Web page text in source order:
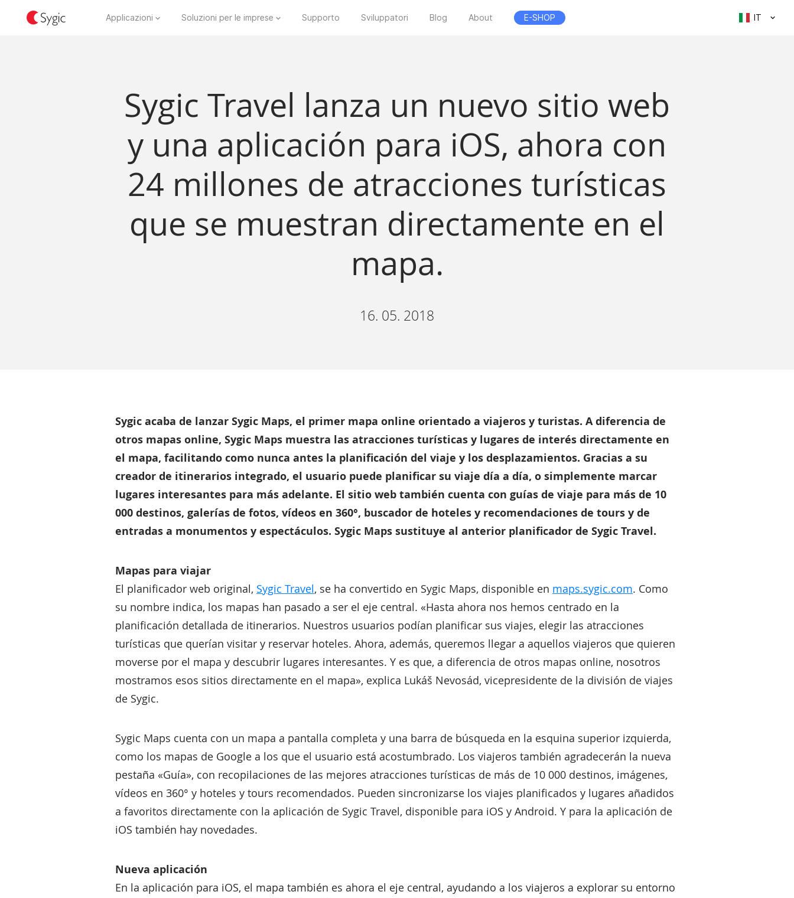
Applicazioni Soluzioni per le imprese Supporto Sviluppatori Blog About E-SHOP IT
Sygic Travel lanza un nuevo sitio web
y una aplicación para iOS, ahora con
24 millones de atracciones turísticas
que se muestran directamente en el
mapa.
16. 05. 2018
Sygic acaba de lanzar Sygic Maps, el primer mapa online orientado a viajeros y turistas. A diferencia de
otros mapas online, Sygic Maps muestra las atracciones turísticas y lugares de interés directamente en
el mapa, facilitando como nunca antes la planificación del viaje y los desplazamientos. Gracias a su
creador de itinerarios integrado, el usuario puede planificar su viaje día a día, o simplemente marcar
lugares interesantes para más adelante. El sitio web también cuenta con guías de viaje para más de 10
000 destinos, galerías de fotos, vídeos en 360°, buscador de hoteles y recomendaciones de tours y de
entradas a monumentos y espectáculos. Sygic Maps sustituye al anterior planificador de Sygic Travel.
Mapas para viajar
El planificador web original, Sygic Travel, se ha convertido en Sygic Maps, disponible en maps.sygic.com. Como
su nombre indica, los mapas han pasado a ser el eje central. «Hasta ahora nos hemos centrado en la
planificación detallada de itinerarios. Nuestros usuarios podían planificar sus viajes, elegir las atracciones
turísticas que querían visitar y reservar hoteles. Ahora, además, queremos llegar a aquellos viajeros que quieren
moverse por el mapa y descubrir lugares interesantes. Y es que, a diferencia de otros mapas online, nosotros
mostramos esos sitios directamente en el mapa», explica Lukáš Nevosád, vicepresidente de la división de viajes
de Sygic.
Sygic Maps cuenta con un mapa a pantalla completa y una barra de búsqueda en la esquina superior izquierda,
como los mapas de Google a los que el usuario está acostumbrado. Los viajeros también agradecerán la nueva
pestaña «Guía», con recopilaciones de las mejores atracciones turísticas de más de 10 000 destinos, imágenes,
vídeos en 360° y hoteles y tours recomendados. Pueden sincronizarse los viajes planificados y lugares añadidos
a favoritos directamente con la aplicación de Sygic Travel, disponible para iOS y Android. Y para la aplicación de
iOS también hay novedades.
Nueva aplicación
En la aplicación para iOS, el mapa también es ahora el eje central, ayudando a los viajeros a explorar su entorno